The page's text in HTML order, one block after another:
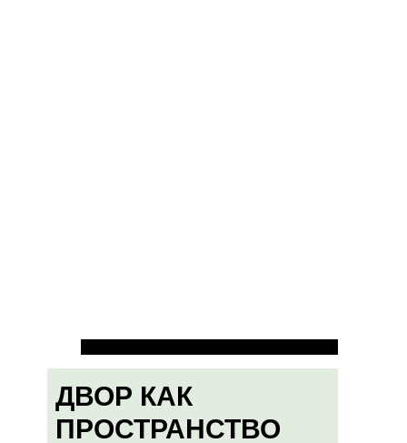
ДВОР КАК
ПРОСТРАНСТВО